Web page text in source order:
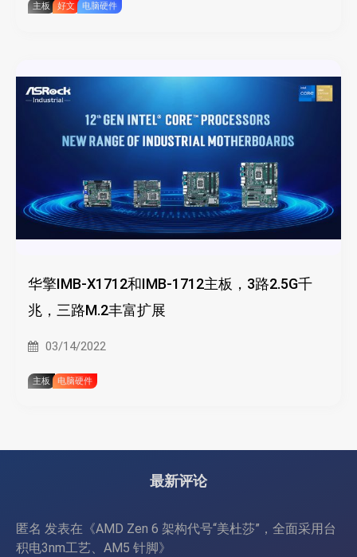
主板 好文 电脑硬件
华擎IMB-X1712和IMB-1712主板，3路2.5G千
兆，三路M.2丰富扩展
03/14/2022
主板 电脑硬件
最新评论
匿名 发表在《AMD Zen 6 架构代号“美杜莎”，全面采用台
积电3nm工艺、AM5 针脚》